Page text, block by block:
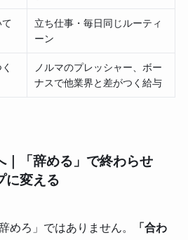
立ち仕事・毎日同じルーティ
ーン
ノルマのプレッシャー、ボー
ナスで他業界と差がつく給与
｜「辞める」で終わらせ
に変える
めろ」ではありません。
「合わ